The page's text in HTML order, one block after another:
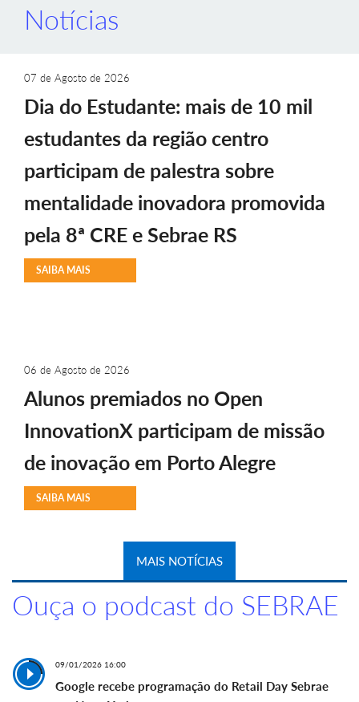
Notícias
07 de Agosto de 2026
Dia do Estudante: mais de 10 mil
estudantes da região centro
participam de palestra sobre
mentalidade inovadora promovida
pela 8ª CRE e Sebrae RS
SAIBA MAIS
06 de Agosto de 2026
Alunos premiados no Open
InnovationX participam de missão
de inovação em Porto Alegre
SAIBA MAIS
MAIS NOTÍCIAS
Ouça o podcast do SEBRAE
09/01/2026 16:00
Google recebe programação do Retail Day Sebrae